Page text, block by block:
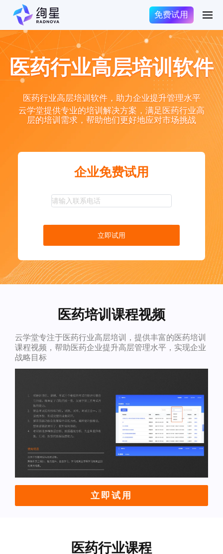
免费试用
医药行业高层培训软件
医药行业高层培训软件，助力企业提升管理水平
云学堂提供专业的培训解决方案，满足医药行业高
层的培训需求，帮助他们更好地应对市场挑战
企业免费试用
立即试用
医药培训课程视频
云学堂专注于医药行业高层培训，提供丰富的医药培训
课程视频，帮助医药企业提升高层管理水平，实现企业
战略目标
立即试用
医药行业课程